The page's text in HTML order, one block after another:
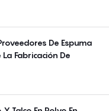
De Espuma
La Fabricación De